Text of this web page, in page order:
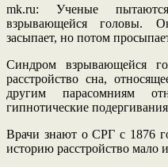
mk.ru: Ученые
взрывающейся головы.
засыпает, но потом
Синдром взрывающейся
расстройство сна,
другим парасомниям
гипнотические
Врачи знают о СРГ с 1876
историю расстройство мало